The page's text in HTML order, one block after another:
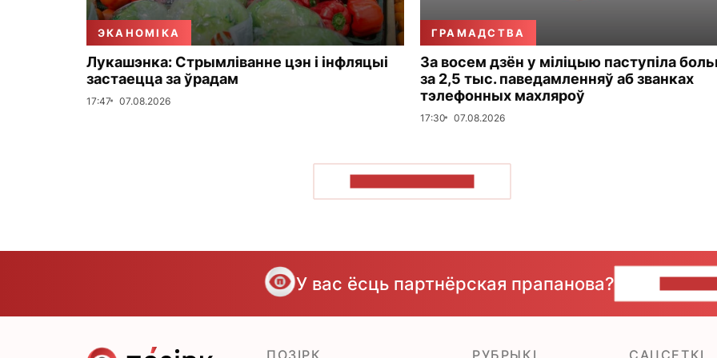
ЭКАНОМІКА
Лукашэнка: Стрымліванне цэн і інфляцыі
застаецца за ўрадам
17:47 07.08.2026
ГРАМАДСТВА
За восем дзён у міліцыю паступіла
за 2,5 тыс. паведамленняў аб званках
тэлефонных махляроў
17:30 07.08.2026
У вас ёсць партнёрская прапанова?
ПОЗІРК РУБРЫКІ САЦСЕТКІ